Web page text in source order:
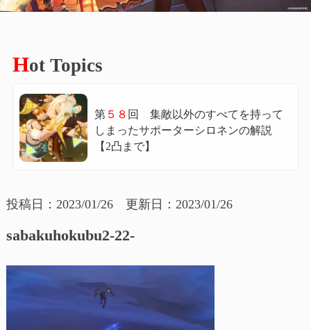
Hot Topics
第５８ 回 集敵以外のすべてを持って
しまったサポーターシロネンの解説
【2凸まで】
投稿日：2023/01/26 更新日：2023/01/26
sabakuhokubu2-22-